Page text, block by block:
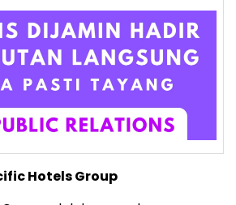
Hotels Group